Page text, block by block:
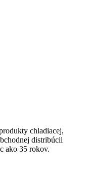
chladiacej,
distribúcii
ako 35 rokov.